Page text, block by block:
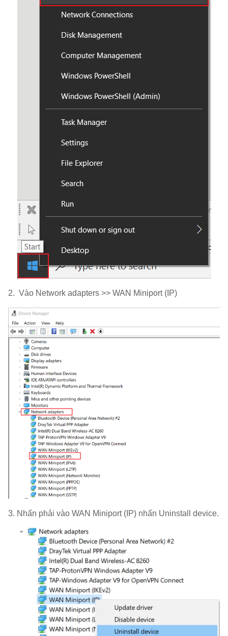
2. Vào Network adapters >> WAN Miniport (IP)
3. Nhấn phải vào WAN Miniport (IP) nhấn Uninstall device.